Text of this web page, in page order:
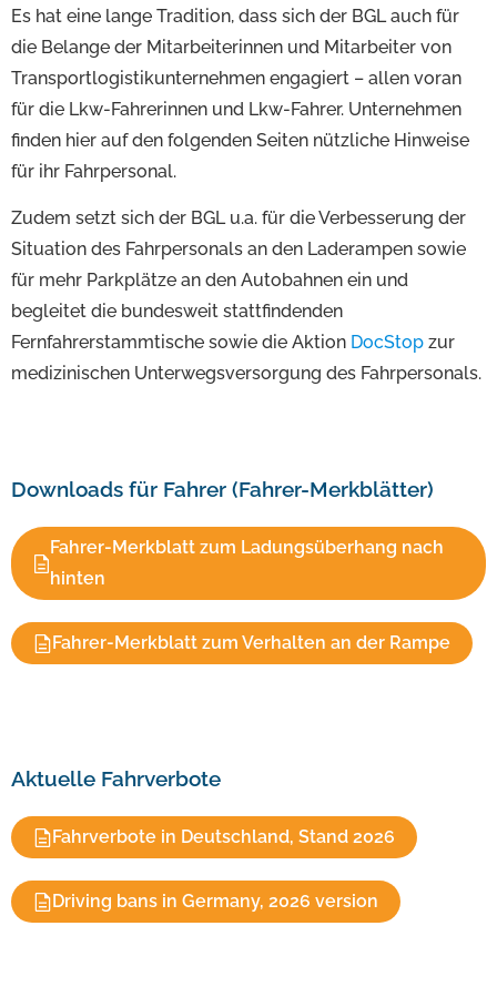
Es hat eine lange Tradition, dass sich der BGL auch für
die Belange der Mitarbeiterinnen und Mitarbeiter von
Transportlogistikunternehmen engagiert – allen voran
für die Lkw-Fahrerinnen und Lkw-Fahrer. Unternehmen
finden hier auf den folgenden Seiten nützliche Hinweise
für ihr Fahrpersonal.
Zudem setzt sich der BGL u.a. für die Verbesserung der
Situation des Fahrpersonals an den Laderampen sowie
für mehr Parkplätze an den Autobahnen ein und
begleitet die bundesweit stattfindenden
Fernfahrerstammtische sowie die Aktion DocStop zur
medizinischen Unterwegsversorgung des Fahrpersonals.
Downloads für Fahrer (Fahrer-Merkblätter)
Fahrer-Merkblatt zum Ladungsüberhang nach
hinten
Fahrer-Merkblatt zum Verhalten an der Rampe
Aktuelle Fahrverbote
Fahrverbote in Deutschland, Stand 2026
Driving bans in Germany, 2026 version